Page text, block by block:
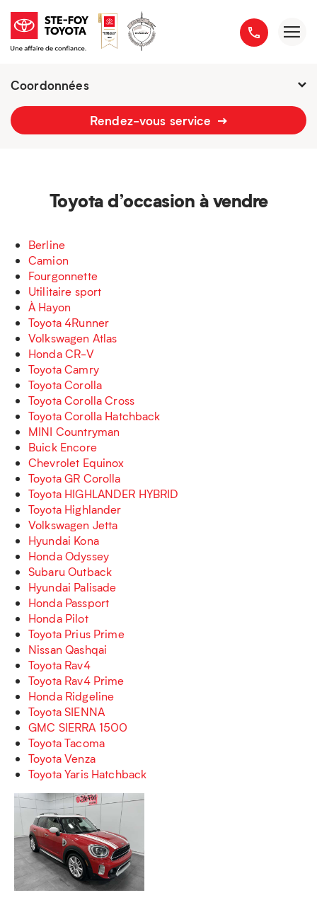
Coordonnées
7h - 18h
Rendez-vous service
Toyota d’occasion à vendre
Berline
Camion
Fourgonnette
Utilitaire sport
À Hayon
Toyota 4Runner
Volkswagen Atlas
Honda CR-V
Toyota Camry
Toyota Corolla
Toyota Corolla Cross
Toyota Corolla Hatchback
MINI Countryman
Buick Encore
Chevrolet Equinox
Toyota GR Corolla
Toyota HIGHLANDER HYBRID
Toyota Highlander
Volkswagen Jetta
Hyundai Kona
Honda Odyssey
Subaru Outback
Hyundai Palisade
Honda Passport
Honda Pilot
Toyota Prius Prime
Nissan Qashqai
Toyota Rav4
Toyota Rav4 Prime
Honda Ridgeline
Toyota SIENNA
GMC SIERRA 1500
Toyota Tacoma
Toyota Venza
Toyota Yaris Hatchback